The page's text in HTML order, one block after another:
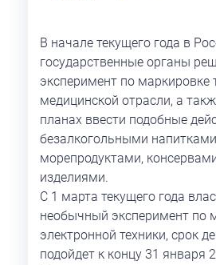
В начале текущего года в
государственные органы
эксперимент по маркировке
медицинской отрасли, а
планах ввести подобные
безалкогольными
морепродуктами,
изделиями.
С 1 марта текущего года
необычный эксперимент по
электронной техники, срок
подойдет к концу 31 января